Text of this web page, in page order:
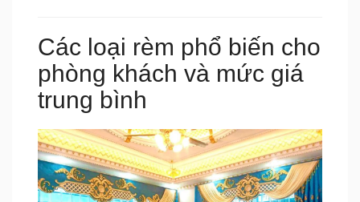
Các loại rèm phổ biến cho
phòng khách và mức giá
trung bình